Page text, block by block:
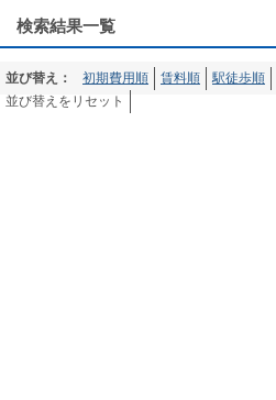
検索結果一覧
並び替え： 初期費用順 賃料順 駅徒歩順
並び替えをリセット